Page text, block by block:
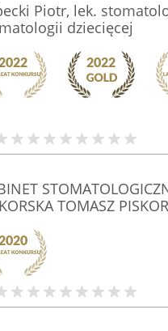
Piotr, lek.
dziecięcej
TOMASZ